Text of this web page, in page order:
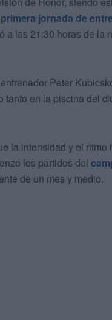
primera jornada de
las 21:30 horas de la
Peter
en la piscina del
la intensidad y el ritmo
los partidos del
de un mes y medio.